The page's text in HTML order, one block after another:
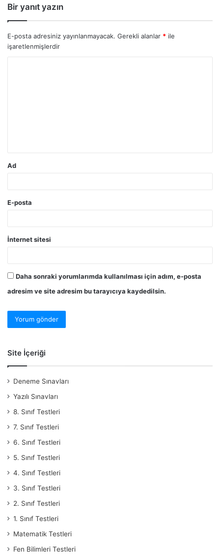
Bir yanıt yazın
E-posta adresiniz yayınlanmayacak. Gerekli alanlar * ile
işaretlenmişlerdir
Ad
E-posta
İnternet sitesi
Daha sonraki yorumlarımda kullanılması için adım, e-posta
adresim ve site adresim bu tarayıcıya kaydedilsin.
Site İçeriği
Deneme Sınavları
Yazılı Sınavları
8. Sınıf Testleri
7. Sınıf Testleri
6. Sınıf Testleri
5. Sınıf Testleri
4. Sınıf Testleri
3. Sınıf Testleri
2. Sınıf Testleri
1. Sınıf Testleri
Matematik Testleri
Fen Bilimleri Testleri